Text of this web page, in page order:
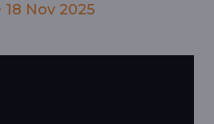
18 Nov 2025